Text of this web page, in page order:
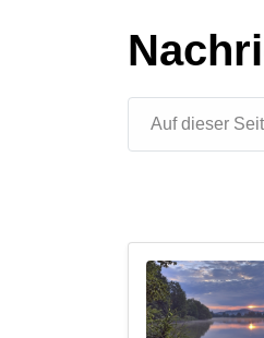
Auf dieser